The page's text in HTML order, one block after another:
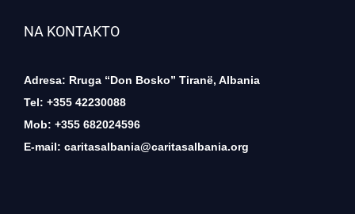
NA KONTAKTO
Adresa: Rruga “Don Bosko” Tiranë, Albania
Tel: +355 42230088
Mob: +355 682024596
E-mail: caritasalbania@caritasalbania.org